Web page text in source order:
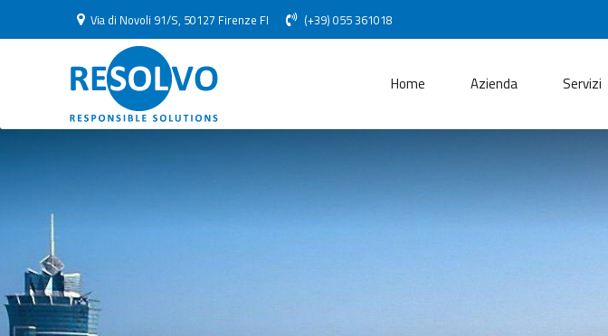
Via di Novoli 91/S, 50127 Firenze FI (+39) 055 361018
Home Azienda Servizi